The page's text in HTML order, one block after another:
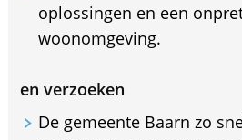
oplossingen en een
woonomgeving.
en verzoeken
De gemeente Baarn zo